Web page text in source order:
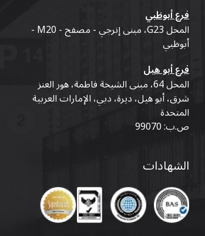
فرع أبوظبي
المحل G23، مبنى إنرجي - مصفح - M20 -
أبوظبي
فرع أبو هيل
المحل 64، مبنى الشيخة فاطمة، هور العنز
شرق، أبو هيل، ديرة، دبي، الإمارات العربية
المتحدة
ص.ب: 99070
الشهادات